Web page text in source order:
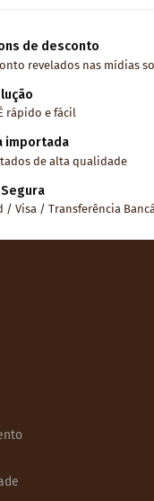
de desconto
revelados nas mídias
rápido e fácil
importada
de alta qualidade
/ Visa / Transferência